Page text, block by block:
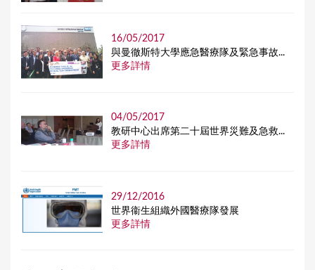
16/05/2017
與曼徹斯特大學應急醫療隊及緊急事故...
更多詳情
04/05/2017
教研中心出席第二十屆世界災難及急救...
更多詳情
29/12/2016
世界衞生組織外國醫療隊發展
更多詳情